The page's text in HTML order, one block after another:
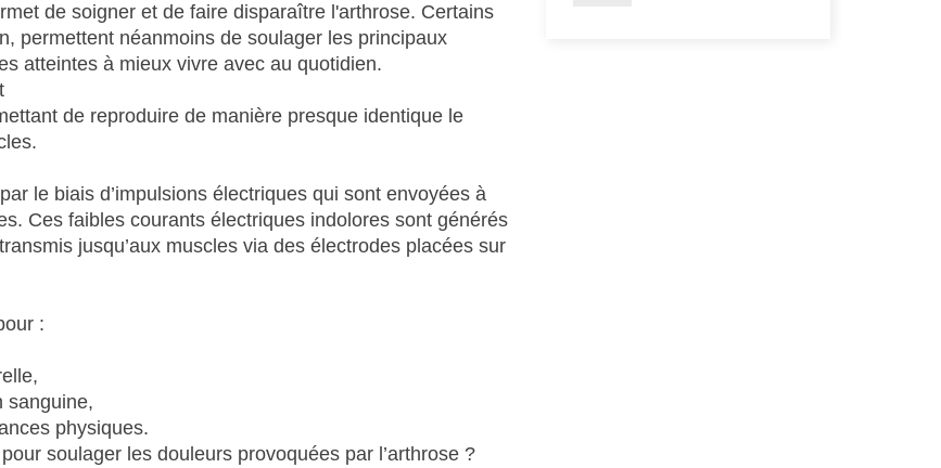
de soigner et de faire disparaître l'arthrose. Certains
permettent néanmoins de soulager les principaux
atteintes à mieux vivre avec au quotidien.
de reproduire de manière presque identique le
le biais d’impulsions électriques qui sont envoyées à
Ces faibles courants électriques indolores sont générés
jusqu’aux muscles via des électrodes placées sur
:
sanguine,
physiques.
soulager les douleurs provoquées par l’arthrose ?